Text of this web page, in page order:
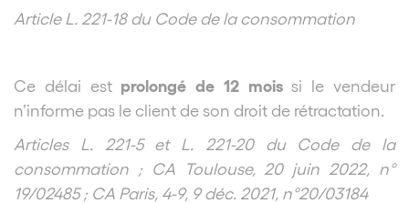
Article L. 221-18 du Code de la consommation
Ce délai est prolongé de 12 moissi le vendeur
n’informe pas le client de son droit de rétractation.
Articles L. 221-5 et L. 221-20 du Code de la
consommation ; CA Toulouse, 20 juin 2022, n°
19/02485 ; CA Paris, 4-9, 9 déc. 2021, n°20/03184